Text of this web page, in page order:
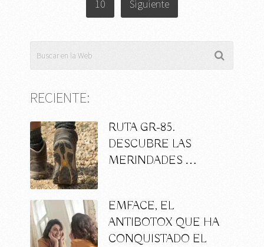
10 Siguiente
RECIENTE:
RUTA GR-85.
DESCUBRE LAS
MERINDADES …
EMFACE, EL
ANTIBOTOX QUE HA
CONQUISTADO EL